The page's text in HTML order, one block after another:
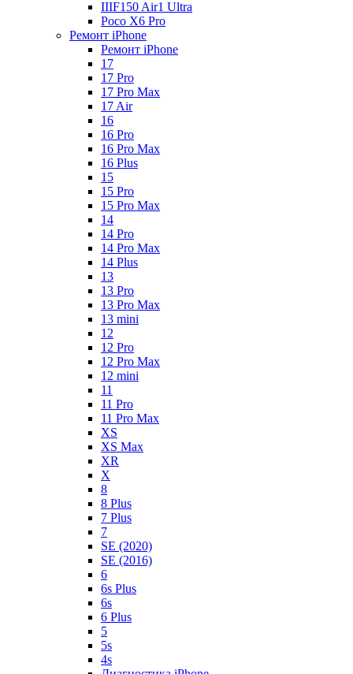
IIIF150 Air1 Ultra
Poco X6 Pro
Ремонт iPhone
Ремонт iPhone
17
17 Pro
17 Pro Max
17 Air
16
16 Pro
16 Pro Max
16 Plus
15
15 Pro
15 Pro Max
14
14 Pro
14 Pro Max
14 Plus
13
13 Pro
13 Pro Max
13 mini
12
12 Pro
12 Pro Max
12 mini
11
11 Pro
11 Pro Max
XS
XS Max
XR
X
8
8 Plus
7 Plus
7
SE (2020)
SE (2016)
6
6s Plus
6s
6 Plus
5
5s
4s